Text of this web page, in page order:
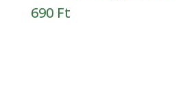
690 Ft